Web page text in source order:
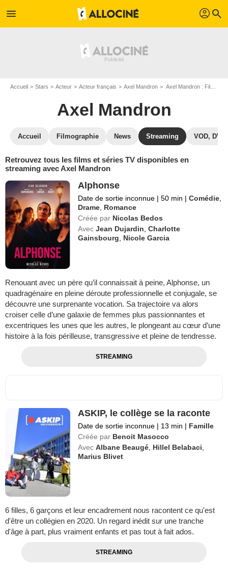
menu profil search
Accueil Stars Acteur Acteur français Axel Mandron Axel Mandron : Films et séries online
Axel Mandron
Accueil Filmographie News Streaming VOD, DVD
Retrouvez tous les films et séries TV disponibles en
streaming avec Axel Mandron
Alphonse
Date de sortie inconnue | 50 min | Comédie
Drame Romance
Créée par Nicolas Bedos
Avec Jean Dujardin ,Charlotte
Gainsbourg
Nicole Garcia
Renouant avec un père qu’il connaissait à peine, Alphonse, un
quadragénaire en pleine déroute professionnelle et conjugale, se
découvre une surprenante vocation. Sa trajectoire va alors
croiser celle d’une galaxie de femmes plus passionnantes et
excentriques les unes que les autres, le plongeant au cœur d’une
histoire à la fois périlleuse, transgressive et pleine de tendresse.
STREAMING
ASKIP, le collège se la raconte
Date de sortie inconnue | 13 min | Famille
Créée par Benoit Masocco
Avec Albane Beaugé Hillel Belabaci
Marius Blivet
6 filles, 6 garçons et leur encadrement nous racontent ce qu'est
d'être un collégien en 2020. Un regard inédit sur une tranche
d'âge à part, plus vraiment enfants et pas tout à fait ados.
STREAMING